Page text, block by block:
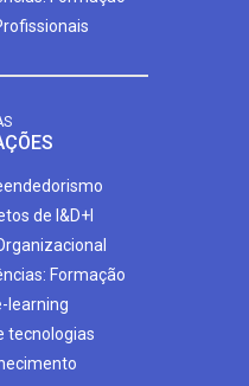
de I&D+I
Formação
learning
tecnologias